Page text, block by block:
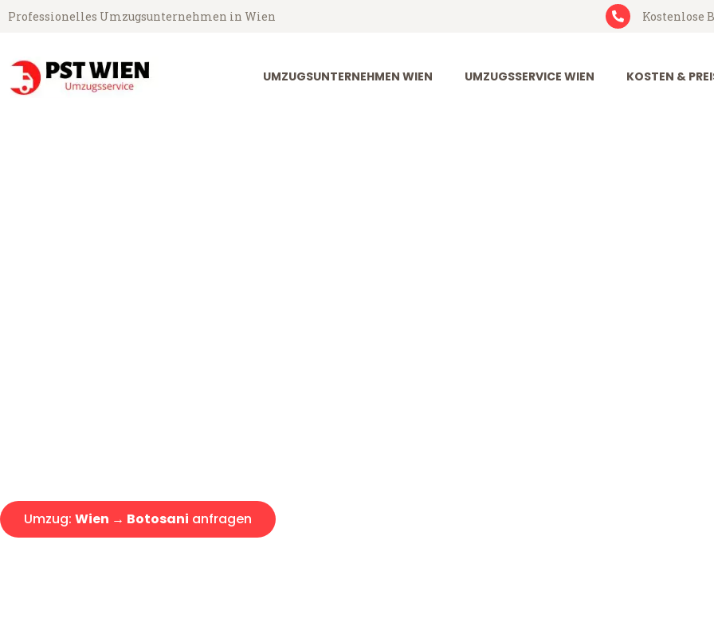
Professionelles Umzugsunternehmen in Wien Kostenlose
UMZUGSUNTERNEHMEN WIEN UMZUGSSERVICE WIEN KOSTEN &
Umzug: Wien → Botosani anfragen